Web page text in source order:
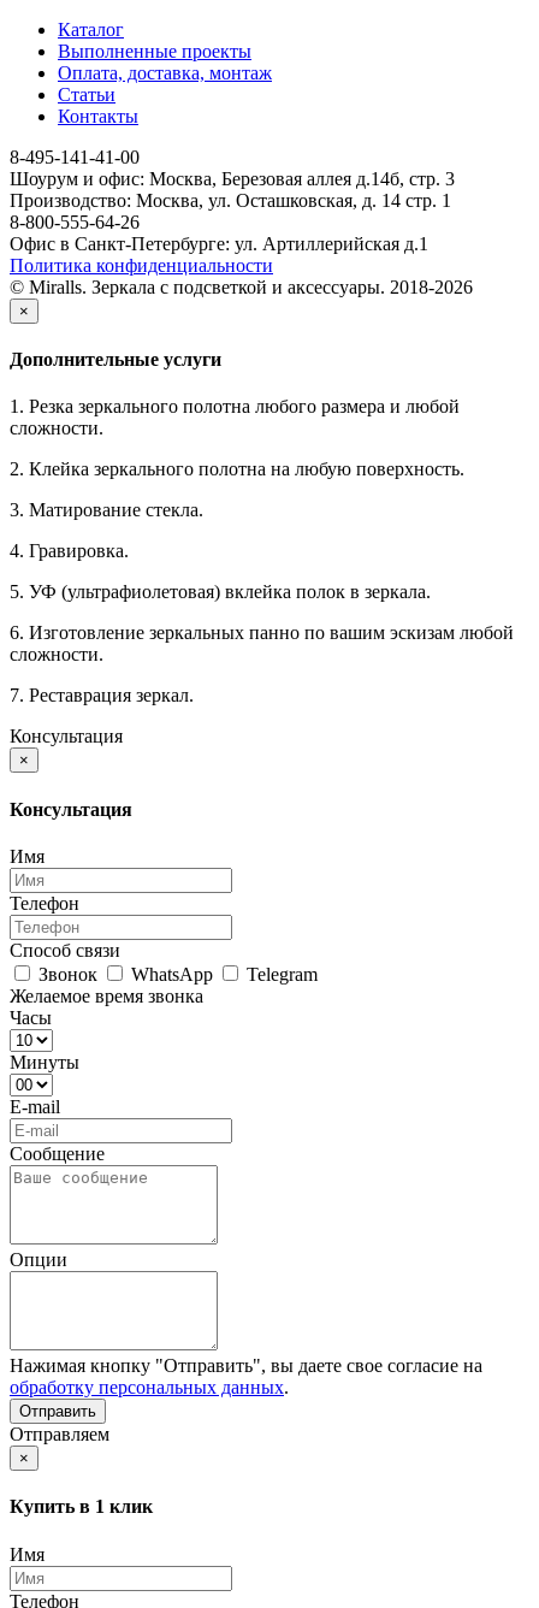
Каталог
Выполненные проекты
Оплата, доставка, монтаж
Статьи
Контакты
8-495-141-41-00
Шоурум и офис: Москва, Березовая аллея д.14б, стр. 3
Производство: Москва, ул. Осташковская, д. 14 стр. 1
8-800-555-64-26
Офис в Санкт-Петербурге: ул. Артиллерийская д.1
Политика конфиденциальности
© Miralls. Зеркала с подсветкой и аксессуары. 2018-2026
×
Дополнительные услуги
1. Резка зеркального полотна любого размера и любой
сложности.
2. Клейка зеркального полотна на любую поверхность.
3. Матирование стекла.
4. Гравировка.
5. УФ (ультрафиолетовая) вклейка полок в зеркала.
6. Изготовление зеркальных панно по вашим эскизам любой
сложности.
7. Реставрация зеркал.
Консультация
×
Консультация
Имя
Телефон
Способ связи
Звонок
WhatsApp
Telegram
Желаемое время звонка
Часы
Минуты
E-mail
Сообщение
Опции
Нажимая кнопку "Отправить", вы даете свое согласие на
обработку персональных данных.
Отправляем
×
Купить в 1 клик
Имя
Телефон